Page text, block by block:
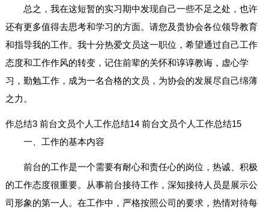
总之，我在这短暂的实习期中发现自己一些不足之处，也许
还有更多值得去思考和学习的方面。请您及贵协会各位领导教育
和指导我的工作。我十分热爱文员这一职位，希望通过自己工作
态度和工作作风的转变，记住前辈的关怀和谆谆教诲，虚心学
习，勤勉工作，成为一名合格的文员，为协会的发展尽自己绵薄
之力。
作总结3
一、工作的基本内容
前台的工作是一个需要有耐心和责任心的岗位，热诚、积极
的工作态度很重要。从事前台接待工作，深知接待人员是展示公
司形象的第一人。在工作中，严格按照公司的要求，热情对待每
前台文员个人工作总结14 前台文员个人工作总结15